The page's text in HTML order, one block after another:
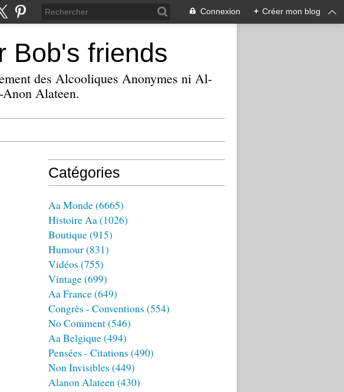
Connexion + Créer mon blog
Bob's friends
des Alcooliques Anonymes ni Al-
Alateen.
Catégories
Aa Monde(6665)
Histoire Aa(1026)
Boutique(915)
Humour(831)
Vidéos (755)
Vintage(699)
Aa France(649)
Congrès - Conventions (554)
No Comment(546)
Aa Belgique(494)
Pensées - Citations (490)
Non Invisibles (449)
Alanon Alateen(430)